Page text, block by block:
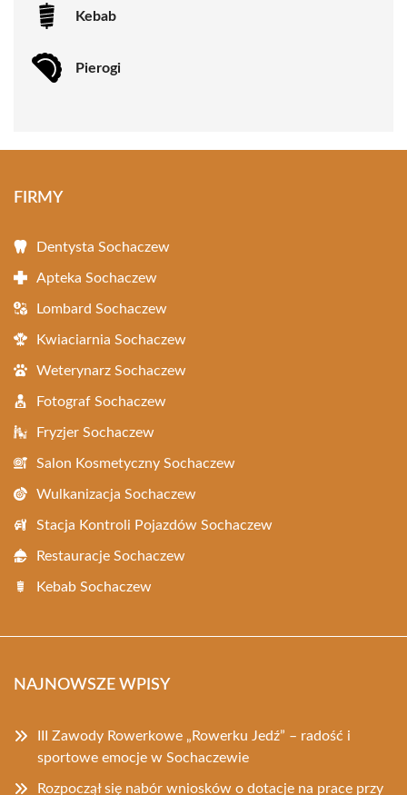
Kebab
Pierogi
FIRMY
Dentysta Sochaczew
Apteka Sochaczew
Lombard Sochaczew
Kwiaciarnia Sochaczew
Weterynarz Sochaczew
Fotograf Sochaczew
Fryzjer Sochaczew
Salon Kosmetyczny Sochaczew
Wulkanizacja Sochaczew
Stacja Kontroli Pojazdów Sochaczew
Restauracje Sochaczew
Kebab Sochaczew
NAJNOWSZE WPISY
III Zawody Rowerkowe „Rowerku Jedź” – radość i
sportowe emocje w Sochaczewie
Rozpoczął się nabór wniosków o dotacje na prace przy